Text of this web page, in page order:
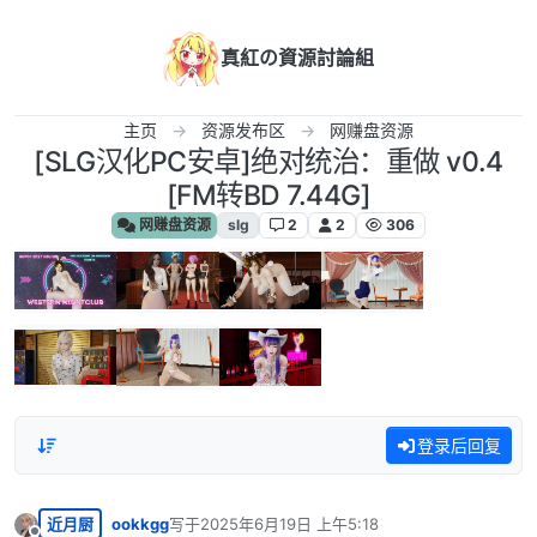
真紅の資源討論組
主页 资源发布区 网赚盘资源
[SLG汉化PC安卓]绝对统治：重做 v0.4
[FM转BD 7.44G]
网赚盘资源 slg 2 2 306
登录后回复
近月厨 ookkgg写于2025年6月19日 上午5:18